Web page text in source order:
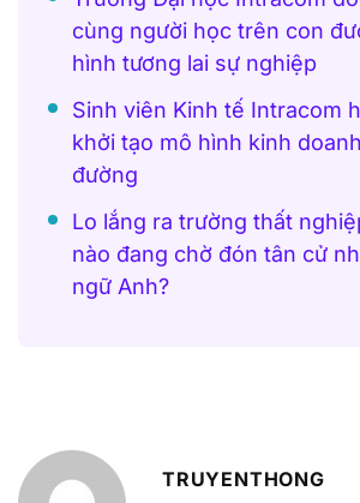
cùng người học trên con
hình tương lai sự nghiệp
Sinh viên Kinh tế Intracom
khởi tạo mô hình kinh
đường
Lo lắng ra trường thất
nào đang chờ đón tân cử
ngữ Anh?
TRUYENTHONG